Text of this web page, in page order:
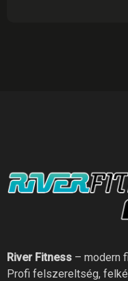
River Fitness – modern
Profi felszereltség,